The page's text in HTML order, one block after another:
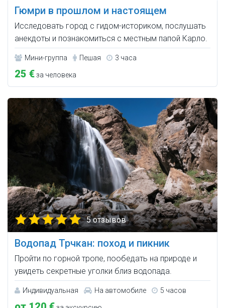
Гюмри в прошлом и настоящем
Исследовать город с гидом-историком, послушать
анекдоты и познакомиться с местным папой Карло.
Мини-группа Пешая 3 часа
25 €за человека
5 отзывов
Водопад Трчкан: поход и пикник
Пройти по горной тропе, пообедать на природе и
увидеть секретные уголки близ водопада.
Индивидуальная На автомобиле 5 часов